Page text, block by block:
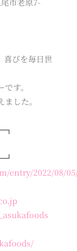
市老原7-
喜びを毎日世
す。
した。
entry/2022/08/